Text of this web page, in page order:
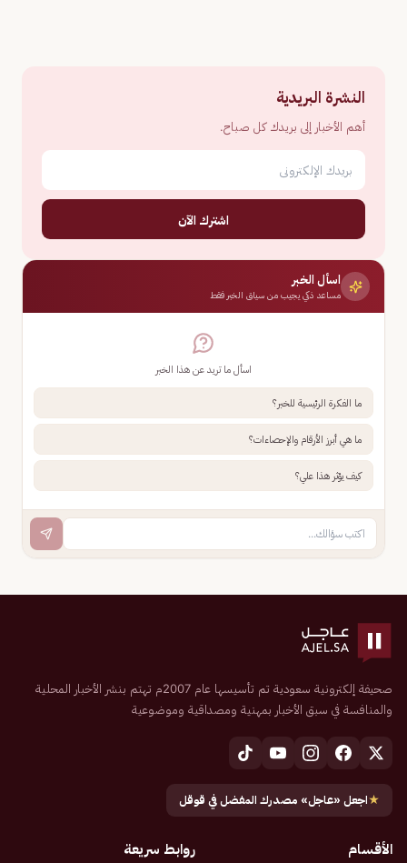
النشرة البريدية
أهم الأخبار إلى بريدك كل صباح.
اشترك الآن
اسأل الخبر
مساعد ذكي يجيب من سياق الخبر فقط
اسأل ما تريد عن هذا الخبر
ما الفكرة الرئيسية للخبر؟
ما هي أبرز الأرقام والإحصاءات؟
كيف يؤثر هذا علي؟
صحيفة إلكترونية سعودية تم تأسيسها عام 2007م تهتم بنشر الأخبار المحلية
والمنافسة في سبق الأخبار بمهنية ومصداقية وموضوعية
★اجعل «عاجل» مصدرك المفضل في قوقل
الأقسام روابط سريعة